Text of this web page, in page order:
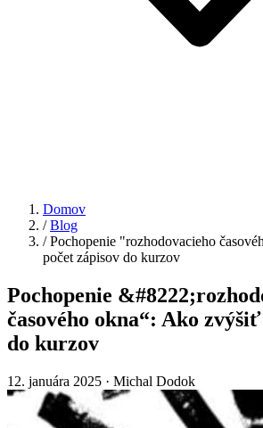
Domov
/ Blog
/ Pochopenie "rozhodovacieho
počet zápisov do kurzov
Pochopenie
časového okna“: Ako
do kurzov
12. januára 2025 · Michal Dodok